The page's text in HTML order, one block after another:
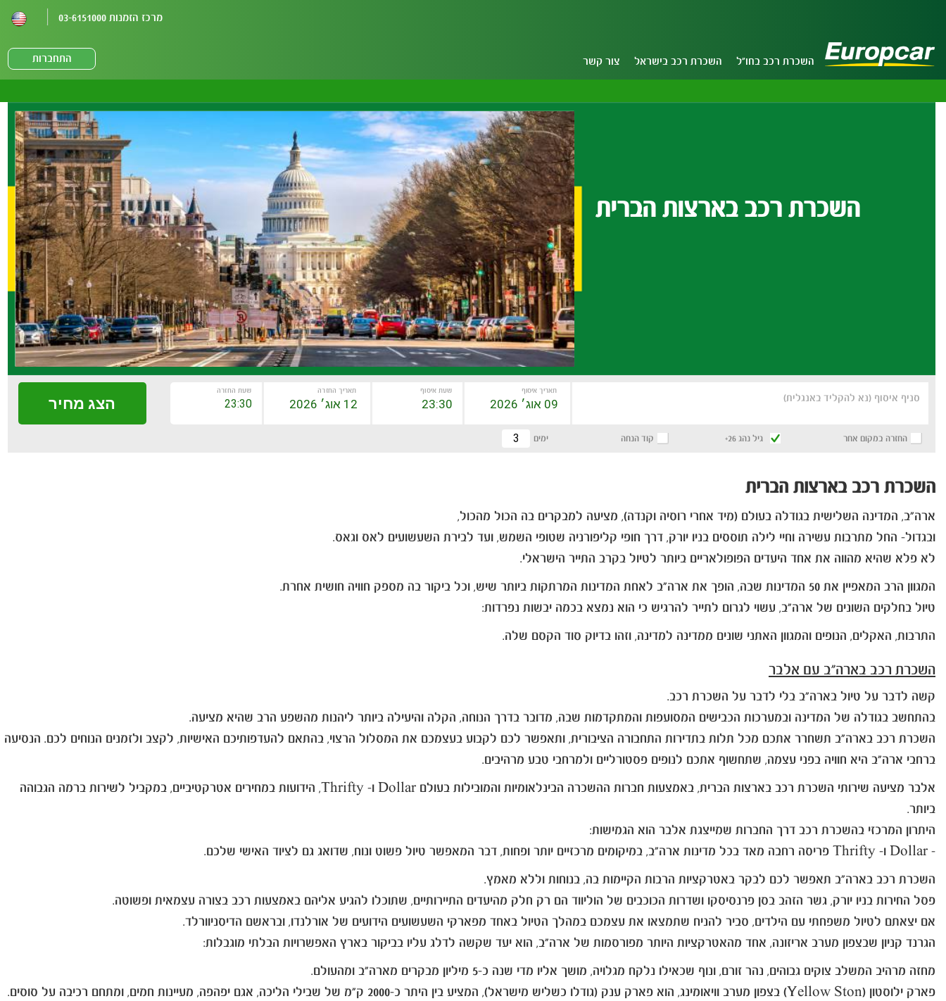
מרכז הזמנות 03-6151000
השכרת רכב בחו"ל השכרת רכב בישראל צור קשר התחברות
השכרת רכב בארצות הברית
סניף איסוף (נא להקליד באנגלית)
תאריך איסוף שעת איסוף תאריך החזרה שעת החזרה
החזרה במקום אחר גיל נהג 26+ קוד הנחה ימים
הצג מחיר
השכרת רכב בארצות הברית
ארה"ב, המדינה השלישית בגודלה בעולם (מיד אחרי רוסיה וקנדה), מציעה למבקרים בה הכול מהכול,
ובגדול- החל מתרבות עשירה וחיי לילה תוססים בניו יורק, דרך חופי קליפורניה שטופי השמש, ועד לבירת השעשועים לאס וגאס.
לא פלא שהיא מהווה את אחד היעדים הפופולאריים ביותר לטיול בקרב התייר הישראלי.
המגוון הרב המאפיין את 50 המדינות שבה, הופך את ארה"ב לאחת המדינות המרתקות ביותר שיש, וכל ביקור בה מספק חוויה חושית אחרת.
טיול בחלקים השונים של ארה"ב, עשוי לגרום לתייר להרגיש כי הוא נמצא בכמה יבשות נפרדות:
התרבות, האקלים, הנופים והמגוון האתני שונים ממדינה למדינה, וזהו בדיוק סוד הקסם שלה.
השכרת רכב בארה"ב עם אלבר
קשה לדבר על טיול בארה"ב בלי לדבר על השכרת רכב.
בהתחשב בגודלה של המדינה ובמערכות הכבישים המסועפות והמתקדמות שבה, מדובר בדרך הנוחה, הקלה והיעילה ביותר ליהנות מהשפע הרב שהיא מציעה.
השכרת רכב בארה"ב תשחרר אתכם מכל תלות בתדירות התחבורה הציבורית, ותאפשר לכם לקבוע בעצמכם את המסלול הרצוי, בהתאם להעדפותיכם האישיות, לקצב ולזמנים הנוחים לכם. הנסיעה
ברחבי ארה"ב היא חוויה בפני עצמה, שתחשוף אתכם לנופים פסטורליים ולמרחבי טבע מרהיבים.
אלבר מציעה שירותי השכרת רכב בארצות הברית, באמצעות חברות ההשכרה הבינלאומיות והמובילות בעולם Dollar ו- Thrifty, הידועות במחירים אטרקטיביים, במקביל לשירות ברמה הגבוהה
ביותר.
היתרון המרכזי בהשכרת רכב דרך החברות שמייצגת אלבר הוא הגמישות:
- Dollar ו- Thrifty פריסה רחבה מאד בכל מדינות ארה"ב, במיקומים מרכזיים יותר ופחות, דבר המאפשר טיול פשוט ונוח, שדואג גם לציוד האישי שלכם.
השכרת רכב בארה"ב תאפשר לכם לבקר באטרקציות הרבות הקיימות בה, בנוחות וללא מאמץ.
פסל החירות בניו יורק, גשר הזהב בסן פרנסיסקו ושדרות הכוכבים של הוליווד הם רק חלק מהיעדים התיירותיים, שתוכלו להגיע אליהם באמצעות רכב בצורה עצמאית ופשוטה.
אם יצאתם לטיול משפחתי עם הילדים, סביר להניח שתמצאו את עצמכם במהלך הטיול באחד מפארקי השעשועים הידועים של אורלנדו, ובראשם הדיסניוורלד.
הגרנד קניון שבצפון מערב אריזונה, אחד מהאטרקציות היותר מפורסמות של ארה"ב, הוא יעד שקשה לדלג עליו בביקור בארץ האפשרויות הבלתי מוגבלות:
מחזה מרהיב המשלב צוקים גבוהים, נהר זורם, ונוף שכאילו נלקח מגלויה, מושך אליו מדי שנה כ-5 מיליון מבקרים מארה"ב ומהעולם.
פארק ילוסטון (Yellow Ston) בצפון מערב וויאומינג, הוא פארק ענק (גודלו כשליש מישראל), המציע בין היתר כ-2000 ק"מ של שבילי הליכה, אגם יפהפה, מעיינות חמים, ומתחם רכיבה על סוסים.